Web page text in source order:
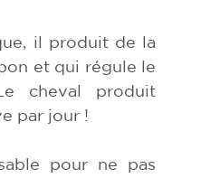
il produit de la
et qui régule le
cheval produit
par jour !
pour ne pas